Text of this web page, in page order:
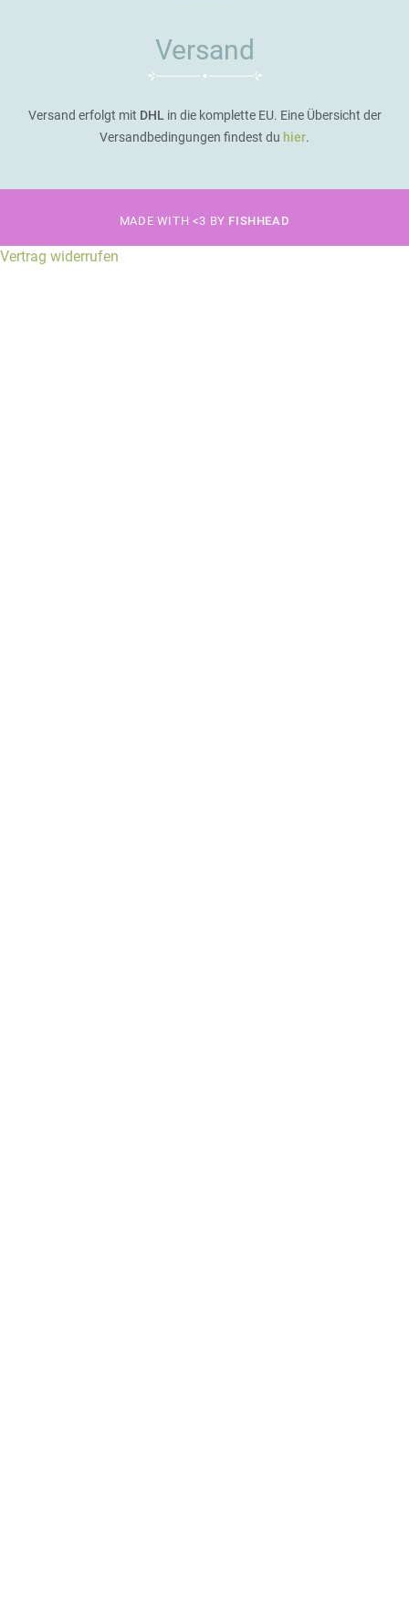
Versand
Versand erfolgt mit DHLin die komplette EU. Eine Übersicht der
Versandbedingungen findest du hier.
MADE WITH <3 BY FISHHEAD
Vertrag widerrufen